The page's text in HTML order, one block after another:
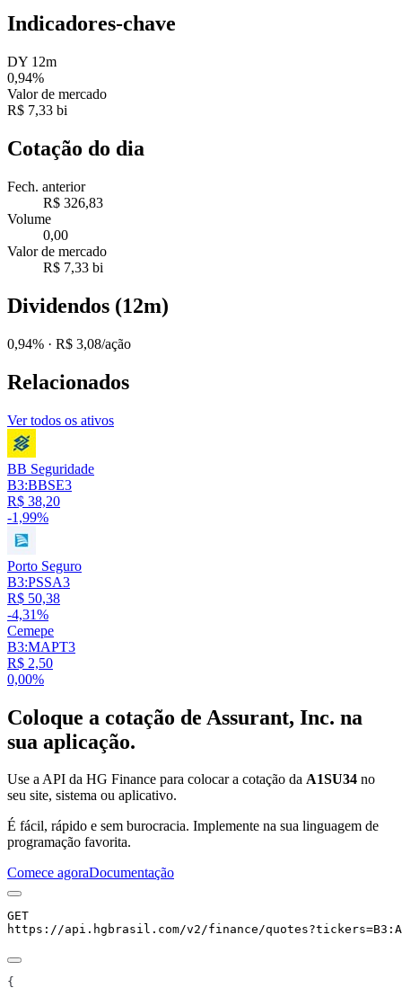
Indicadores-chave
DY 12m
0,94%
Valor de mercado
R$ 7,33 bi
Cotação do dia
Fech. anterior
R$ 326,83
Volume
0,00
Valor de mercado
R$ 7,33 bi
Dividendos (12m)
0,94% · R$ 3,08/ação
Relacionados
Ver todos os ativos
BB Seguridade
B3:BBSE3
R$ 38,20
-1,99%
Porto Seguro
B3:PSSA3
R$ 50,38
-4,31%
Cemepe
B3:MAPT3
R$ 2,50
0,00%
Coloque a cotação de Assurant, Inc. na
sua aplicação.
Use a API da HG Finance para colocar a cotação da A1SU34 no
seu site, sistema ou aplicativo.
É fácil, rápido e sem burocracia. Implemente na sua linguagem de
programação favorita.
Comece agoraDocumentação
GET
https://api.hgbrasil.com/v2/finance/quotes?tickers=